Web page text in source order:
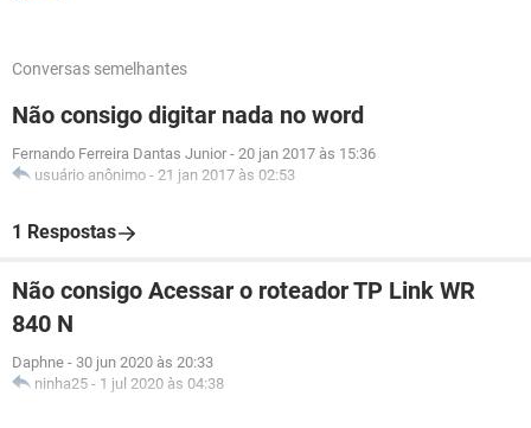
Conversas semelhantes
Não consigo digitar nada no word
Fernando Ferreira Dantas Junior - 20 jan 2017 às 15:36
usuário anônimo - 21 jan 2017 às 02:53
1 Respostas
Não consigo Acessar o roteador TP Link WR
840 N
Daphne - 30 jun 2020 às 20:33
ninha25 - 1 jul 2020 às 04:38